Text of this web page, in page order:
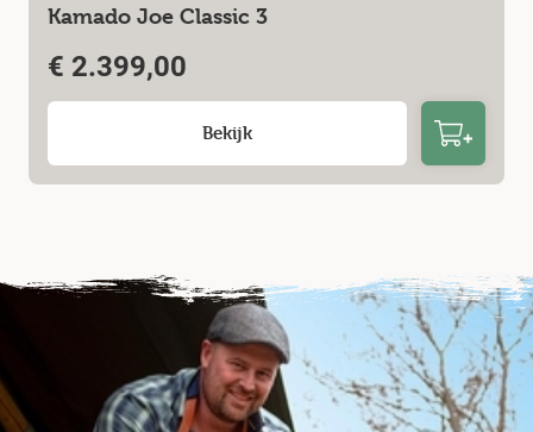
Kamado Joe Classic 3
€ 2.399,00
Bekijk